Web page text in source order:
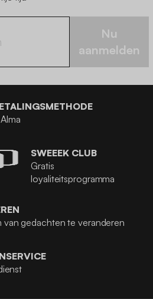
Nu
aanmelden
SWEEEK CLUB
Gratis
loyaliteitsprogramma
van gedachten te veranderen